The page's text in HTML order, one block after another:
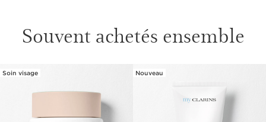
Souvent achetés ensemble
ALLER AU CONTENU
Soin visage Nouveau